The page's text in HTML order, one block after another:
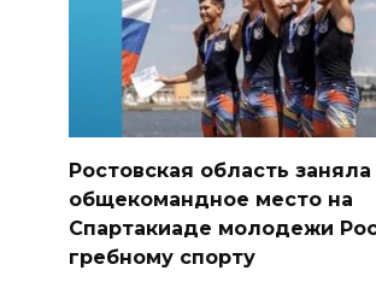
Ростовская область заняла
общекомандное место на
Спартакиаде молодежи
гребному спорту